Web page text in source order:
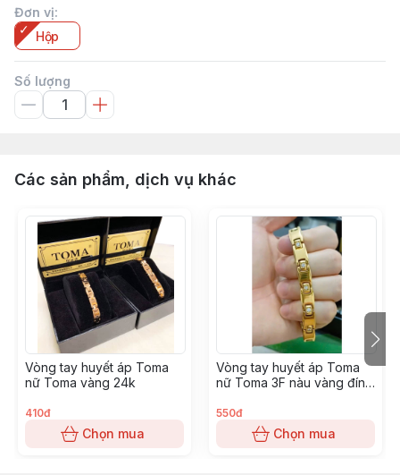
Đơn vị:
Hộp
Số lượng
Các sản phẩm, dịch vụ khác
Vòng tay huyết áp Toma
nữ Toma vàng 24k
410đ
Chọn mua
Vòng tay huyết áp Toma
nữ Toma 3F nàu vàng đính
550đ
Chọn mua